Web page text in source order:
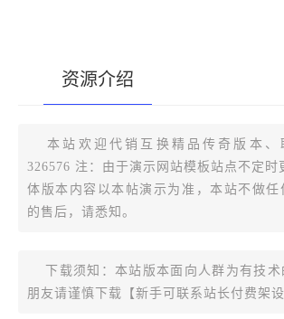
资源介绍
本站欢迎代销互换精品传奇版本、
326576 注：由于演示网站模板站点不定时
体版本内容以本帖演示为准，本站不做任
的售后，请悉知。
下载须知：本站版本面向人群为有技
朋友请谨慎下载【新手可联系站长付费架设